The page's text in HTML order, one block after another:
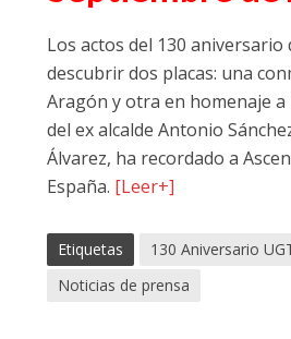
Los actos del 130
descubrir dos placas: una
Aragón y otra en homenaje
del ex alcalde Antonio
Álvarez, ha recordado a
España. [Leer+]
Etiquetas
130 Aniversario
Noticias de prensa